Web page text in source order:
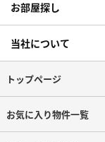
お部屋探し
当社について
トップページ
お気に入り物件一覧